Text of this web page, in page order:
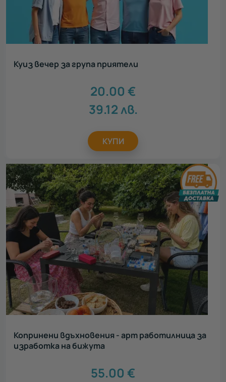
Куиз вечер за група приятели
20.00 €
39.12лв.
КУПИ
Копринени вдъхновения - арт работилница за
изработка на бижута
55.00 €